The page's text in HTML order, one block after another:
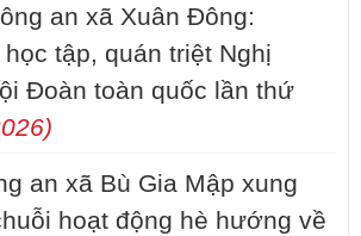
an xã Xuân Đông:
tập, quán triệt Nghị
Đoàn toàn quốc lần thứ
an xã Bù Gia Mập xung
hoạt động hè hướng về